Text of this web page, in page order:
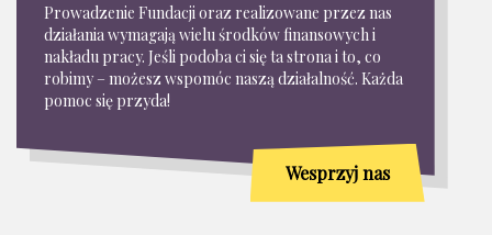
Prowadzenie Fundacji oraz realizowane przez nas
działania wymagają wielu środków finansowych i
nakładu pracy. Jeśli podoba ci się ta strona i to, co
robimy – możesz wspomóc naszą działalność. Każda
pomoc się przyda!
Wesprzyj nas